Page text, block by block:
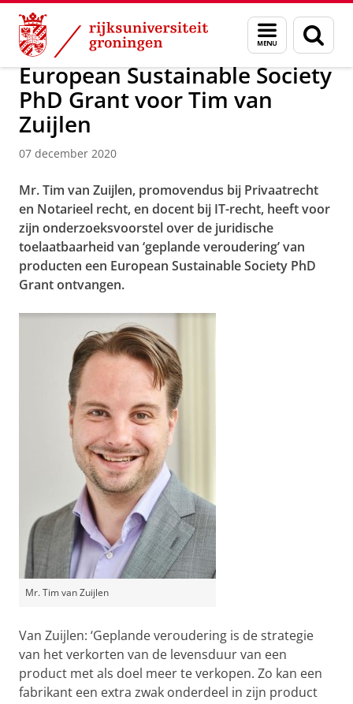
Skip
Content
Skip
Navigation
Menu
en
zoeken
Over ons Nieuwsarchief
European Sustainable Society
PhD Grant voor Tim van
Zuijlen
07 december 2020
Mr. Tim van Zuijlen, promovendus bij Privaatrecht
en Notarieel recht, en docent bij IT-recht, heeft voor
zijn onderzoeksvoorstel over de juridische
toelaatbaarheid van ‘geplande veroudering’ van
producten een European Sustainable Society PhD
Grant ontvangen.
Mr. Tim van Zuijlen
Van Zuijlen: ‘Geplande veroudering is de strategie
van het verkorten van de levensduur van een
product met als doel meer te verkopen. Zo kan een
fabrikant een extra zwak onderdeel in zijn product